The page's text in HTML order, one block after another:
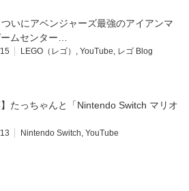
いにアベンジャーズ最強のアイアンマ
ムセンター…
LEGO（レゴ） YouTube レゴ Blog
】たっちゃんと「Nintendo Switch マリオ
Nintendo Switch YouTube